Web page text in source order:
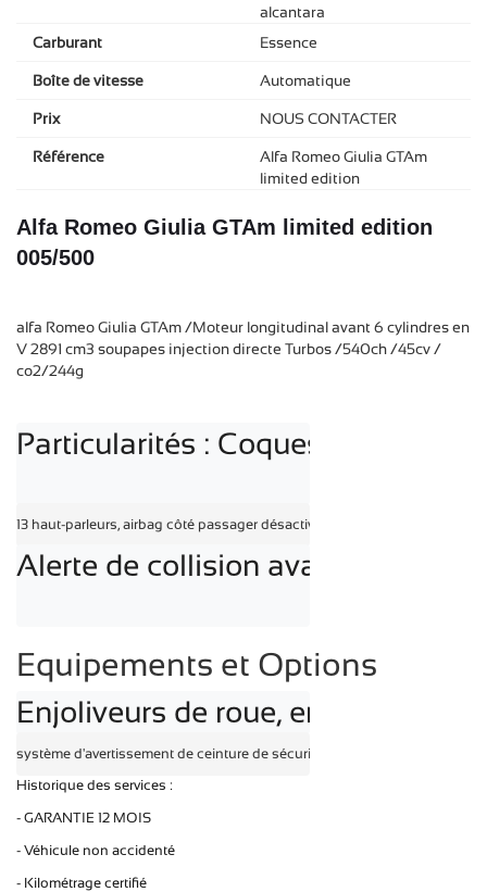
alcantara
Carburant
Essence
Boîte de vitesse Automatique
Prix NOUS CONTACTER
Référence
Alfa Romeo Giulia GTAm
limited edition
Alfa Romeo Giulia GTAm limited edition
005/500
alfa Romeo Giulia GTAm /Moteur longitudinal avant 6 cylindres en
V 2891 cm3 soupapes injection directe Turbos /540ch /45cv /
co2/244g
Particularités : Coques de
13 haut-parleurs, airbag côté passager désactivable, airbag côté
Alerte de collision avant (FCW),
Equipements et Options
Enjoliveurs de roue,
système d'avertissement de ceinture de sécurité
Historique des services :
- GARANTIE 12 MOIS
- Véhicule non accidenté
- Kilométrage certifié